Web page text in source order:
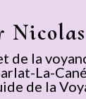
de la
La-
de la